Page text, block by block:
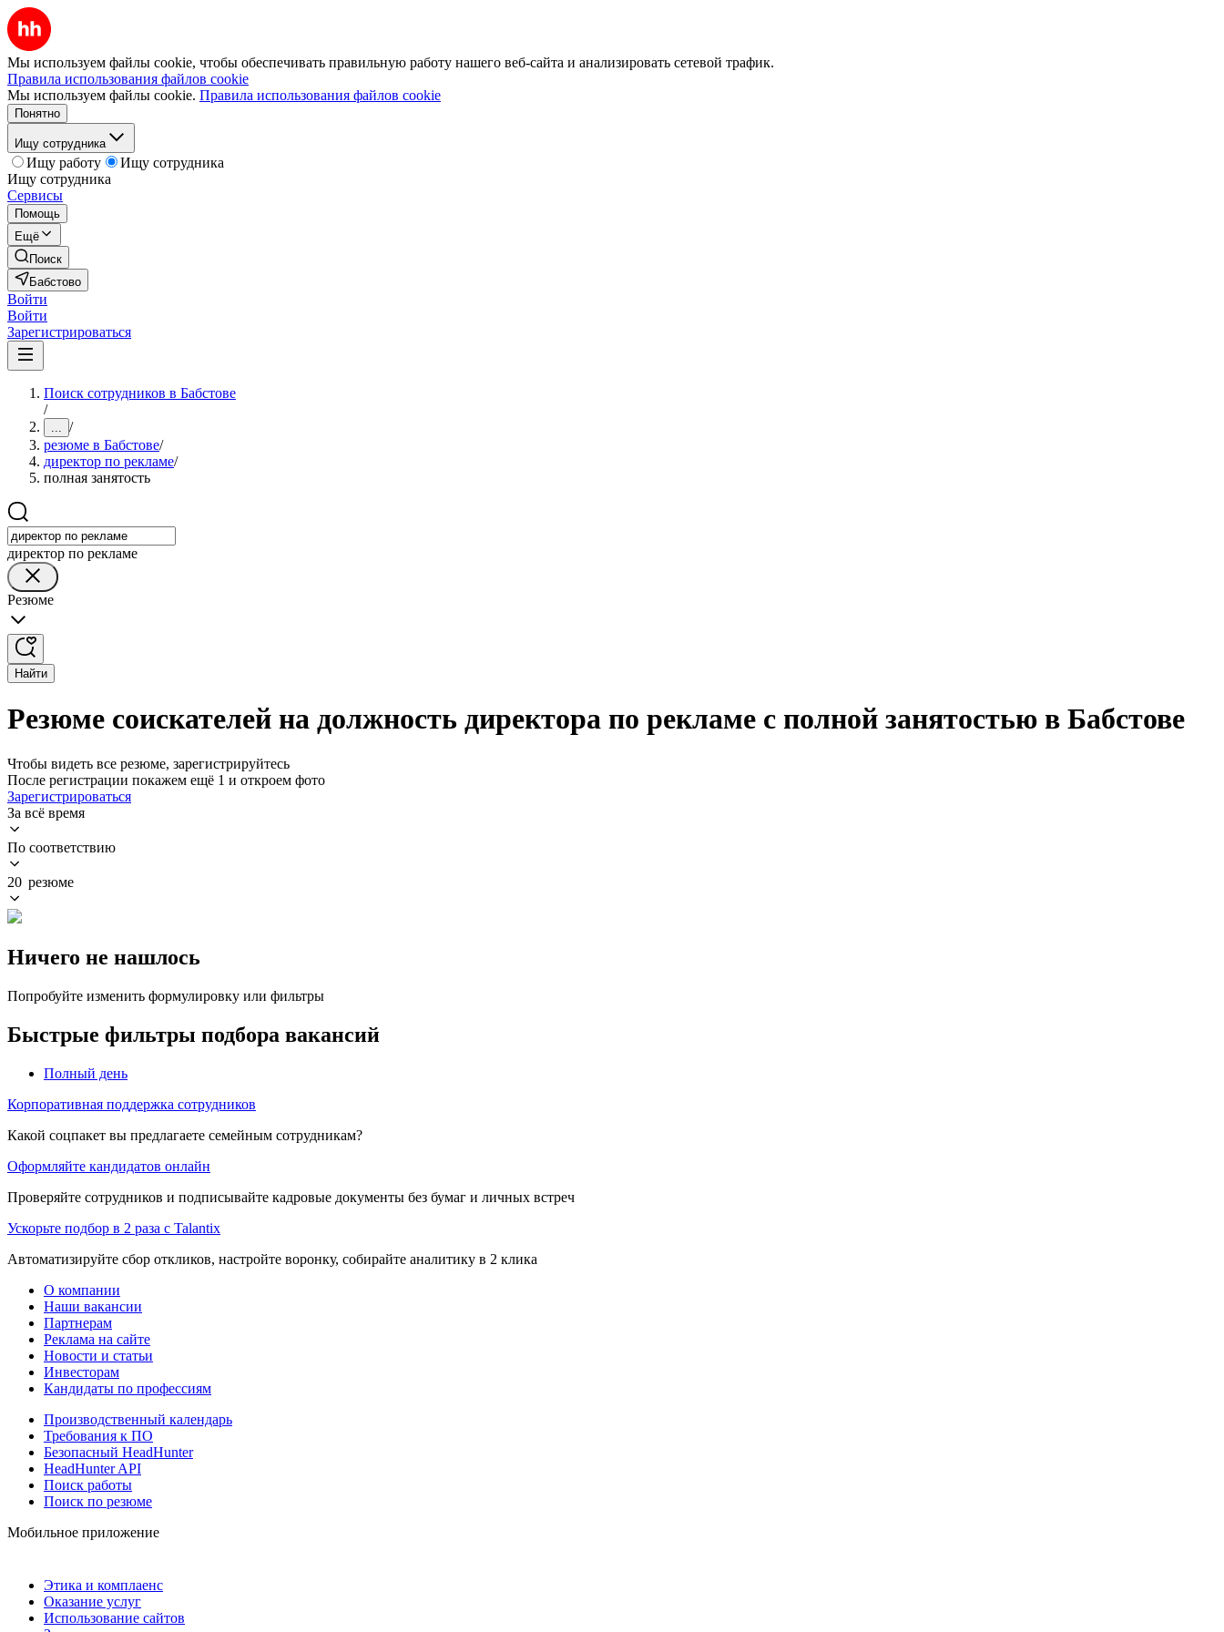
Мы используем файлы cookie, чтобы обеспечивать правильную работу нашего веб-сайта и анализировать сетевой трафик.
Правила использования файлов cookie
Мы используем файлы cookie. Правила использования файлов cookie
Понятно
Ищу сотрудника
Ищу работу
Ищу сотрудника
Ищу сотрудника
Сервисы
Помощь
Ещё
Поиск
Бабстово
Войти
Войти
Зарегистрироваться
Поиск сотрудников в Бабстове
/
... /
резюме в Бабстове/
директор по рекламе/
полная занятость
директор по рекламе
Резюме
Найти
Резюме соискателей на должность директора по рекламе с полной занятостью в Бабстове
Чтобы видеть все резюме, зарегистрируйтесь
После регистрации покажем ещё 1 и откроем фото
Зарегистрироваться
За всё время
По соответствию
20 резюме
Ничего не нашлось
Попробуйте изменить формулировку или фильтры
Быстрые фильтры подбора вакансий
Полный день
Корпоративная поддержка сотрудников
Какой соцпакет вы предлагаете семейным сотрудникам?
Оформляйте кандидатов онлайн
Проверяйте сотрудников и подписывайте кадровые документы без бумаг и личных встреч
Ускорьте подбор в 2 раза с Talantix
Автоматизируйте сбор откликов, настройте воронку, собирайте аналитику в 2 клика
О компании
Наши вакансии
Партнерам
Реклама на сайте
Новости и статьи
Инвесторам
Кандидаты по профессиям
Производственный календарь
Требования к ПО
Безопасный HeadHunter
HeadHunter API
Поиск работы
Поиск по резюме
Мобильное приложение
Этика и комплаенс
Оказание услуг
Использование сайтов